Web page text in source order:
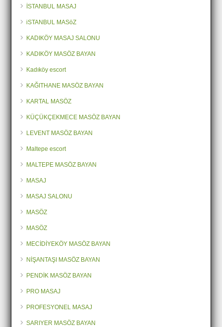
İSTANBUL MASAJ
iSTANBUL MASöZ
KADIKÖY MASAJ SALONU
KADIKÖY MASÖZ BAYAN
Kadıköy escort
KAĞITHANE MASÖZ BAYAN
KARTAL MASÖZ
KÜÇÜKÇEKMECE MASÖZ BAYAN
LEVENT MASÖZ BAYAN
Maltepe escort
MALTEPE MASÖZ BAYAN
MASAJ
MASAJ SALONU
MASÖZ
MASÖZ
MECİDİYEKÖY MASÖZ BAYAN
NİŞANTAŞI MASÖZ BAYAN
PENDİK MASÖZ BAYAN
PRO MASAJ
PROFESYONEL MASAJ
SARIYER MASÖZ BAYAN